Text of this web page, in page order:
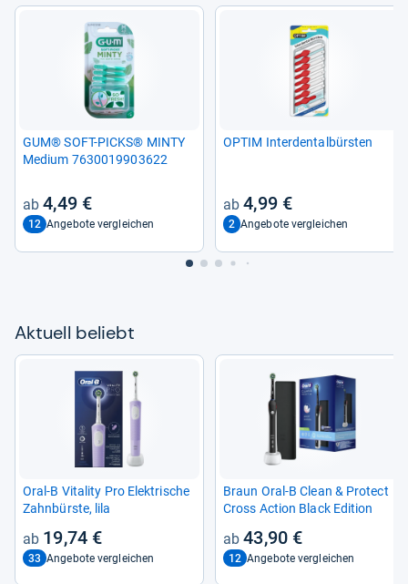
GUM® SOFT-​PICKS® MINTY
Medium 7630019903622
4,49 €
12 Angebote vergleichen
OPTIM Inter­den­tal­bürs­ten
4,99 €
2 Angebote vergleichen
Aktu­ell beliebt
Oral-​B Vita­lity Pro Elek­tri­sche
Zahn­bürste, lila
19,74 €
33 Angebote vergleichen
Braun Oral-​B Clean & Pro­tect
Cross Action Black Edi­tion
43,90 €
12 Angebote vergleichen